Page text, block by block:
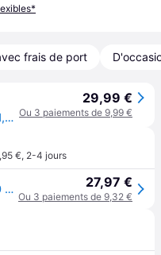
frais de port
Scie égoïne pour béton/pierre 1,4dent/pouce Stanley FatMax 660 mm
29,99 €
Ou 3 paiements de 9,99 €
€, 2-4 jours
Scie à béton cellulaire Stanley 650 mm 27,97 €
Ou 3 paiements de 9,32 €